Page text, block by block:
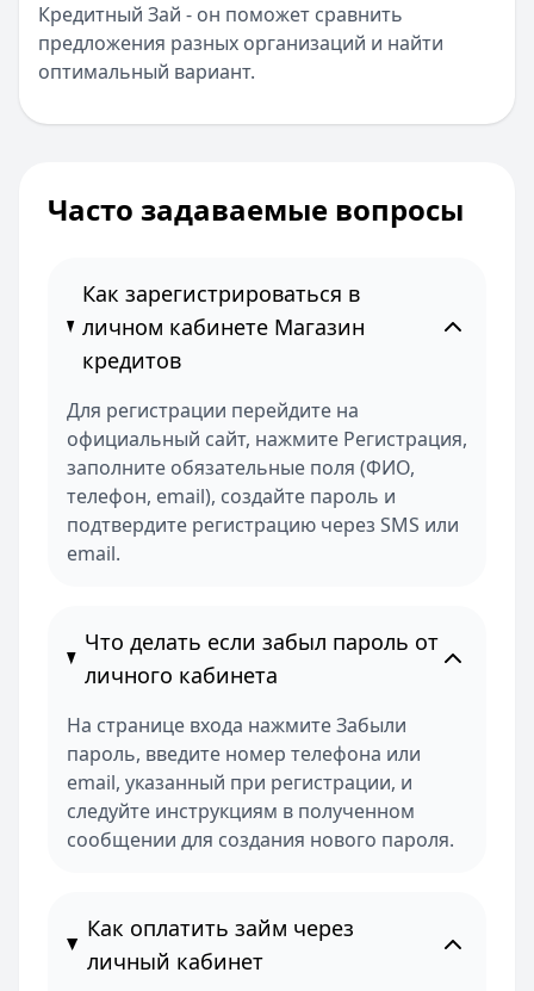
Кредитный Зай - он поможет сравнить
предложения разных организаций и найти
оптимальный вариант.
Часто задаваемые вопросы
Как зарегистрироваться в
личном кабинете Магазин
кредитов
Для регистрации перейдите на
официальный сайт, нажмите Регистрация,
заполните обязательные поля (ФИО,
телефон, email), создайте пароль и
подтвердите регистрацию через SMS или
email.
Что делать если забыл пароль от
личного кабинета
На странице входа нажмите Забыли
пароль, введите номер телефона или
email, указанный при регистрации, и
следуйте инструкциям в полученном
сообщении для создания нового пароля.
Как оплатить займ через
личный кабинет